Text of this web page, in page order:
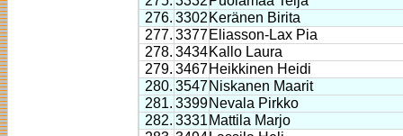
276. 3302 Keränen Birita
277. 3377Eliasson-Lax Pia
278. 3434Kallo Laura
279. 3467Heikkinen Heidi
280. 3547Niskanen Maarit
281. 3399Nevala Pirkko
282. 3331 Mattila Marjo